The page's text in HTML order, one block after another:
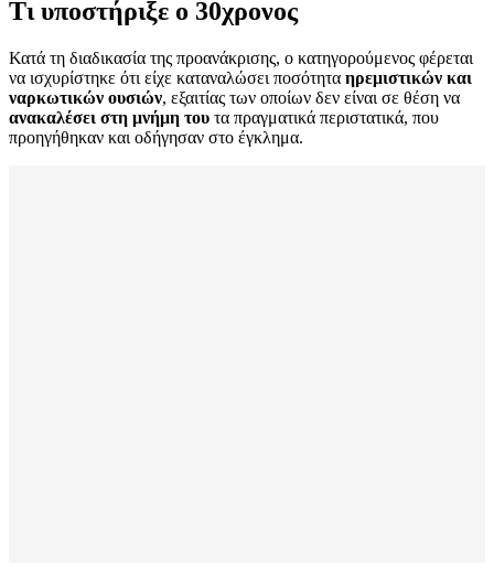
Τι υποστήριξε ο 30χρονος
Κατά τη διαδικασία της προανάκρισης, ο κατηγορούμενος φέρεται
να ισχυρίστηκε ότι είχε καταναλώσει ποσότητα ηρεμιστικών και
ναρκωτικών ουσιών, εξαιτίας των οποίων δεν είναι σε θέση να
ανακαλέσει στη μνήμη του τα πραγματικά περιστατικά, που
προηγήθηκαν και οδήγησαν στο έγκλημα.